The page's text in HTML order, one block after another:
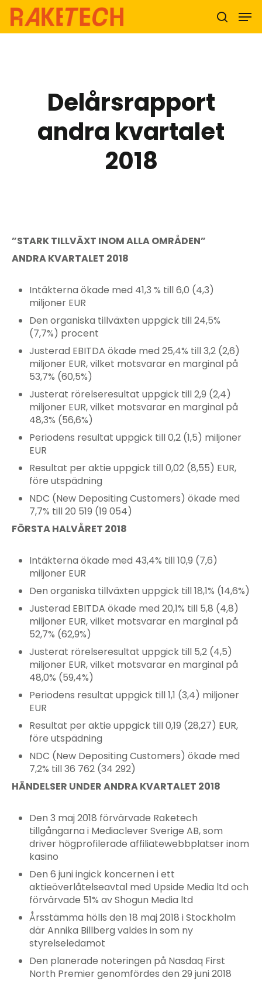
Delårsrapport
andra kvartalet
2018
”STARK TILLVÄXT INOM ALLA OMRÅDEN”
ANDRA KVARTALET 2018
Intäkterna ökade med 41,3 % till 6,0 (4,3)
miljoner EUR
Den organiska tillväxten uppgick till 24,5%
(7,7%) procent
Justerad EBITDA ökade med 25,4% till 3,2 (2,6)
miljoner EUR, vilket motsvarar en marginal på
53,7% (60,5%)
Justerat rörelseresultat uppgick till 2,9 (2,4)
miljoner EUR, vilket motsvarar en marginal på
48,3% (56,6%)
Periodens resultat uppgick till 0,2 (1,5) miljoner
EUR
Resultat per aktie uppgick till 0,02 (8,55) EUR,
före utspädning
NDC (New Depositing Customers) ökade med
7,7% till 20 519 (19 054)
FÖRSTA HALVÅRET 2018
Intäkterna ökade med 43,4% till 10,9 (7,6)
miljoner EUR
Den organiska tillväxten uppgick till 18,1% (14,6%)
Justerad EBITDA ökade med 20,1% till 5,8 (4,8)
miljoner EUR, vilket motsvarar en marginal på
52,7% (62,9%)
Justerat rörelseresultat uppgick till 5,2 (4,5)
miljoner EUR, vilket motsvarar en marginal på
48,0% (59,4%)
Periodens resultat uppgick till 1,1 (3,4) miljoner
EUR
Resultat per aktie uppgick till 0,19 (28,27) EUR,
före utspädning
NDC (New Depositing Customers) ökade med
7,2% till 36 762 (34 292)
HÄNDELSER UNDER ANDRA KVARTALET 2018
Den 3 maj 2018 förvärvade Raketech
tillgångarna i Mediaclever Sverige AB, som
driver högprofilerade affiliatewebbplatser inom
kasino
Den 6 juni ingick koncernen i ett
aktieöverlåtelseavtal med Upside Media ltd och
förvärvade 51% av Shogun Media ltd
Årsstämma hölls den 18 maj 2018 i Stockholm
där Annika Billberg valdes in som ny
styrelseledamot
Den planerade noteringen på Nasdaq First
North Premier genomfördes den 29 juni 2018